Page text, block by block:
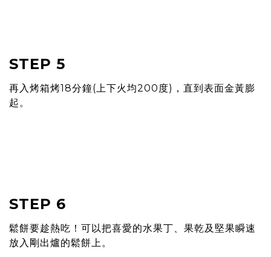
STEP 5
再入烤箱烤18分鐘(上下火均200度)，直到表⾯⾦黃膨
起。
STEP 6
鬆餅要趁熱吃！可以把喜愛的⽔果丁、果乾及堅果瞬速
放入剛出爐的鬆餅上。